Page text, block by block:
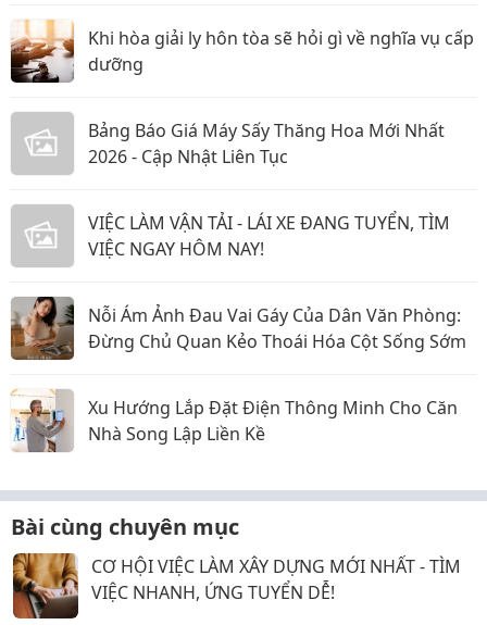
Khi hòa giải ly hôn tòa sẽ hỏi gì về nghĩa vụ cấp
dưỡng
Bảng Báo Giá Máy Sấy Thăng Hoa Mới Nhất
2026 - Cập Nhật Liên Tục
VIỆC LÀM VẬN TẢI - LÁI XE ĐANG TUYỂN, TÌM
VIỆC NGAY HÔM NAY!
Nỗi Ám Ảnh Đau Vai Gáy Của Dân Văn Phòng:
Đừng Chủ Quan Kẻo Thoái Hóa Cột Sống Sớm
Xu Hướng Lắp Đặt Điện Thông Minh Cho Căn
Nhà Song Lập Liền Kề
Bài cùng chuyên mục
CƠ HỘI VIỆC LÀM XÂY DỰNG MỚI NHẤT - TÌM
VIỆC NHANH, ỨNG TUYỂN DỄ!